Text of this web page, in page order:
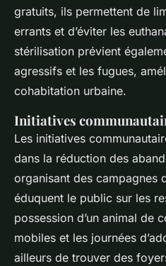
gratuits, ils permettent de
errants et d’éviter les
stérilisation prévient
agressifs et les fugues,
cohabitation urbaine.
Initiatives
Les initiatives
dans la réduction des
organisant des campagnes
éduquent le public sur les
possession d’un animal de
mobiles et les journées
ailleurs de trouver des